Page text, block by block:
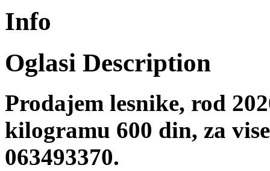
Info
Oglasi Description
Prodajem lesnike, rod
kilogramu 600 din, za
063493370.